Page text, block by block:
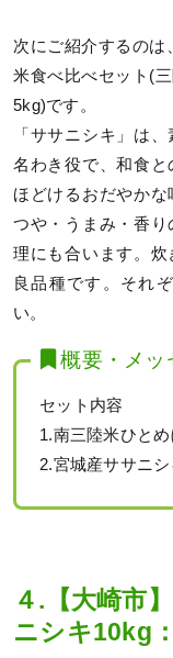
次にご紹介するのは
米食べ比べセット(
5kg)です。
「ササニシキ」は
名わき役で、和食
ほどけるおだやかな
つや・うまみ・香
理にも合います。
良品種です。それ
い。
概要・メッ
セット内容
1.南三陸米ひと
2.宮城産ササニ
４.【大崎市
ニシキ10kg